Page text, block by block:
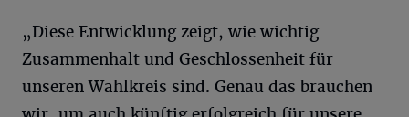
„Diese Entwicklung zeigt, wie wichtig
Zusammenhalt und Geschlossenheit für
unseren Wahlkreis sind. Genau das brauchen